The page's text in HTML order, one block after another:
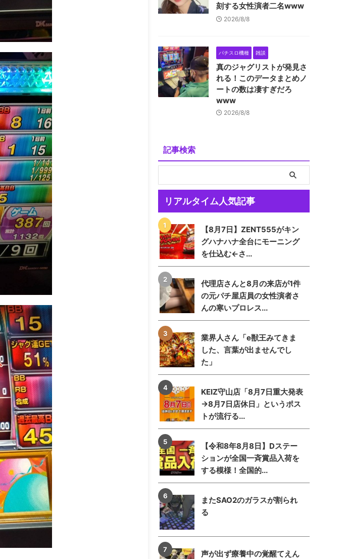
刻する女性演者二名www
2026/8/8
パチスロ機種 雑談
真のジャグリストが発見さ
れる！このデータまとめノ
ートの数は凄すぎだろ
www
2026/8/8
記事検索
リアルタイム人気記事
【8月7日】ZENT555がキン
グハナハナ全台にモーニング
を仕込む←さ...
代理店さんと8月の来店が1件
の元パチ屋店員の女性演者さ
んの寒いプロレス...
業界人さん「e獣王みてきま
した、言葉が出ませんでし
た」
KEIZ守山店「8月7日重大発表
→8月7日店休日」というポス
トが流行る...
【令和8年8月8日】Dステー
ションが全国一斉賞品入荷を
する模様！全国的...
またSAO2のガラスが割られ
る
声が出ず療養中の覚醒てえん